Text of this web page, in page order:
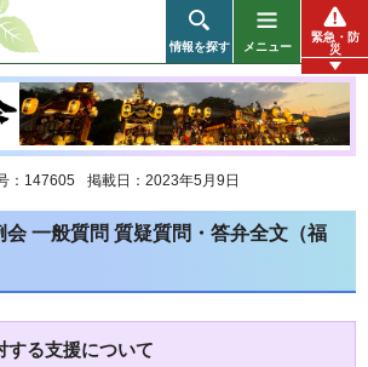
情報を探す メニュー
緊急・防
災
：147605 掲載日：2023年5月9日
会 一般質問 質疑質問・答弁全文（福
する支援について